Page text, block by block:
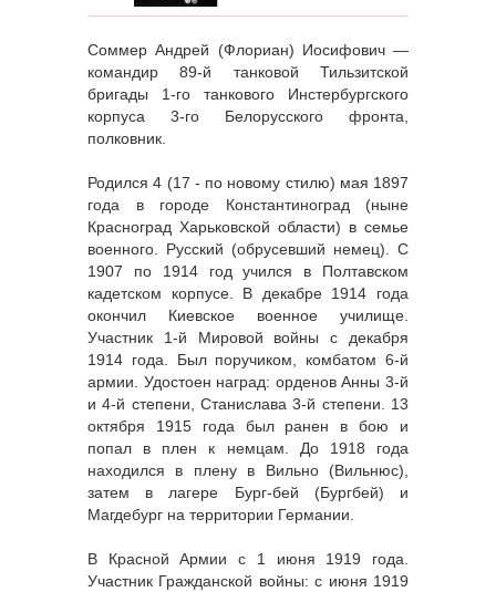
Соммер Андрей (Флориан) Иосифович —
командир 89-й танковой Тильзитской
бригады 1-го танкового Инстербургского
корпуса 3-го Белорусского фронта,
полковник.
Родился 4 (17 - по новому стилю) мая 1897
года в городе Константиноград (ныне
Красноград Харьковской области) в семье
военного. Русский (обрусевший немец). С
1907 по 1914 год учился в Полтавском
кадетском корпусе. В декабре 1914 года
окончил Киевское военное училище.
Участник 1-й Мировой войны с декабря
1914 года. Был поручиком, комбатом 6-й
армии. Удостоен наград: орденов Анны 3-й
и 4-й степени, Станислава 3-й степени. 13
октября 1915 года был ранен в бою и
попал в плен к немцам. До 1918 года
находился в плену в Вильно (Вильнюс),
затем в лагере Бург-бей (Бургбей) и
Магдебург на территории Германии.
В Красной Армии с 1 июня 1919 года.
Участник Гражданской войны: с июня 1919